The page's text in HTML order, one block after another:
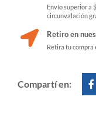
Envío superior a
circunvalación
Retiro en
Retira tu compra
Compartí en: